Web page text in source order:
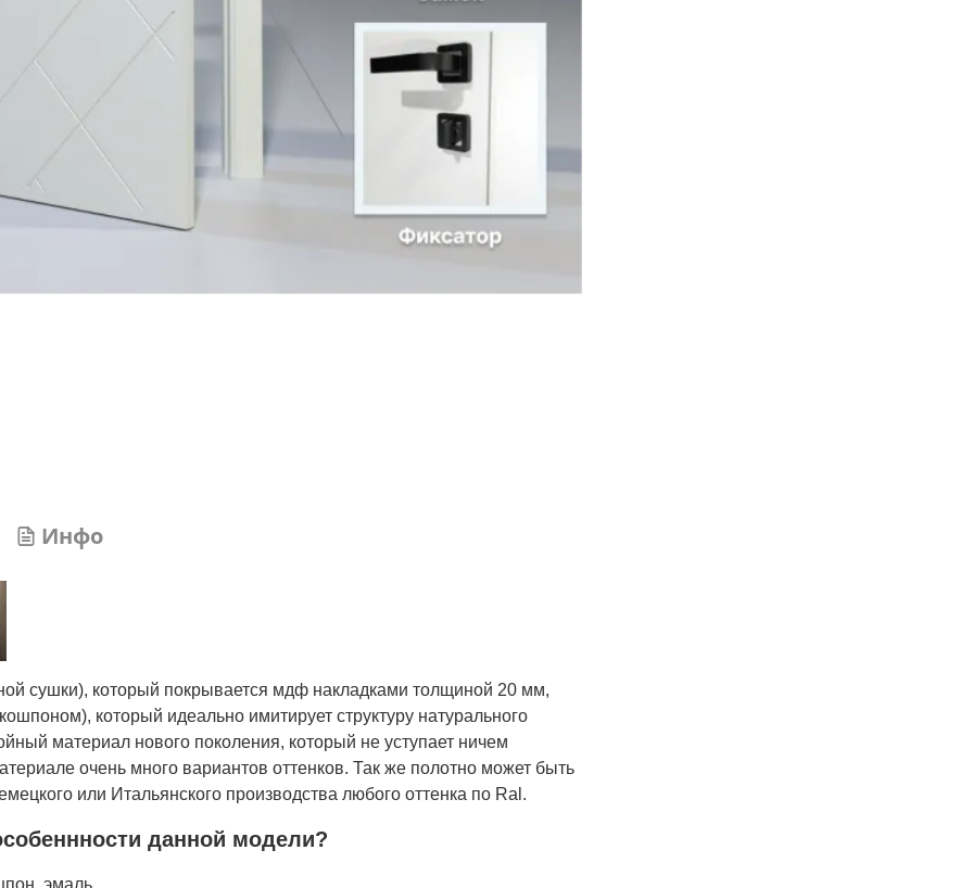
Инфо
сушки), который покрывается мдф накладками толщиной 20 мм,
который идеально имитирует структуру натурального
материал нового поколения, который не уступает ничем
очень много вариантов оттенков. Так же полотно может быть
или Итальянского производства любого оттенка по Ral.
данной модели?
эмаль